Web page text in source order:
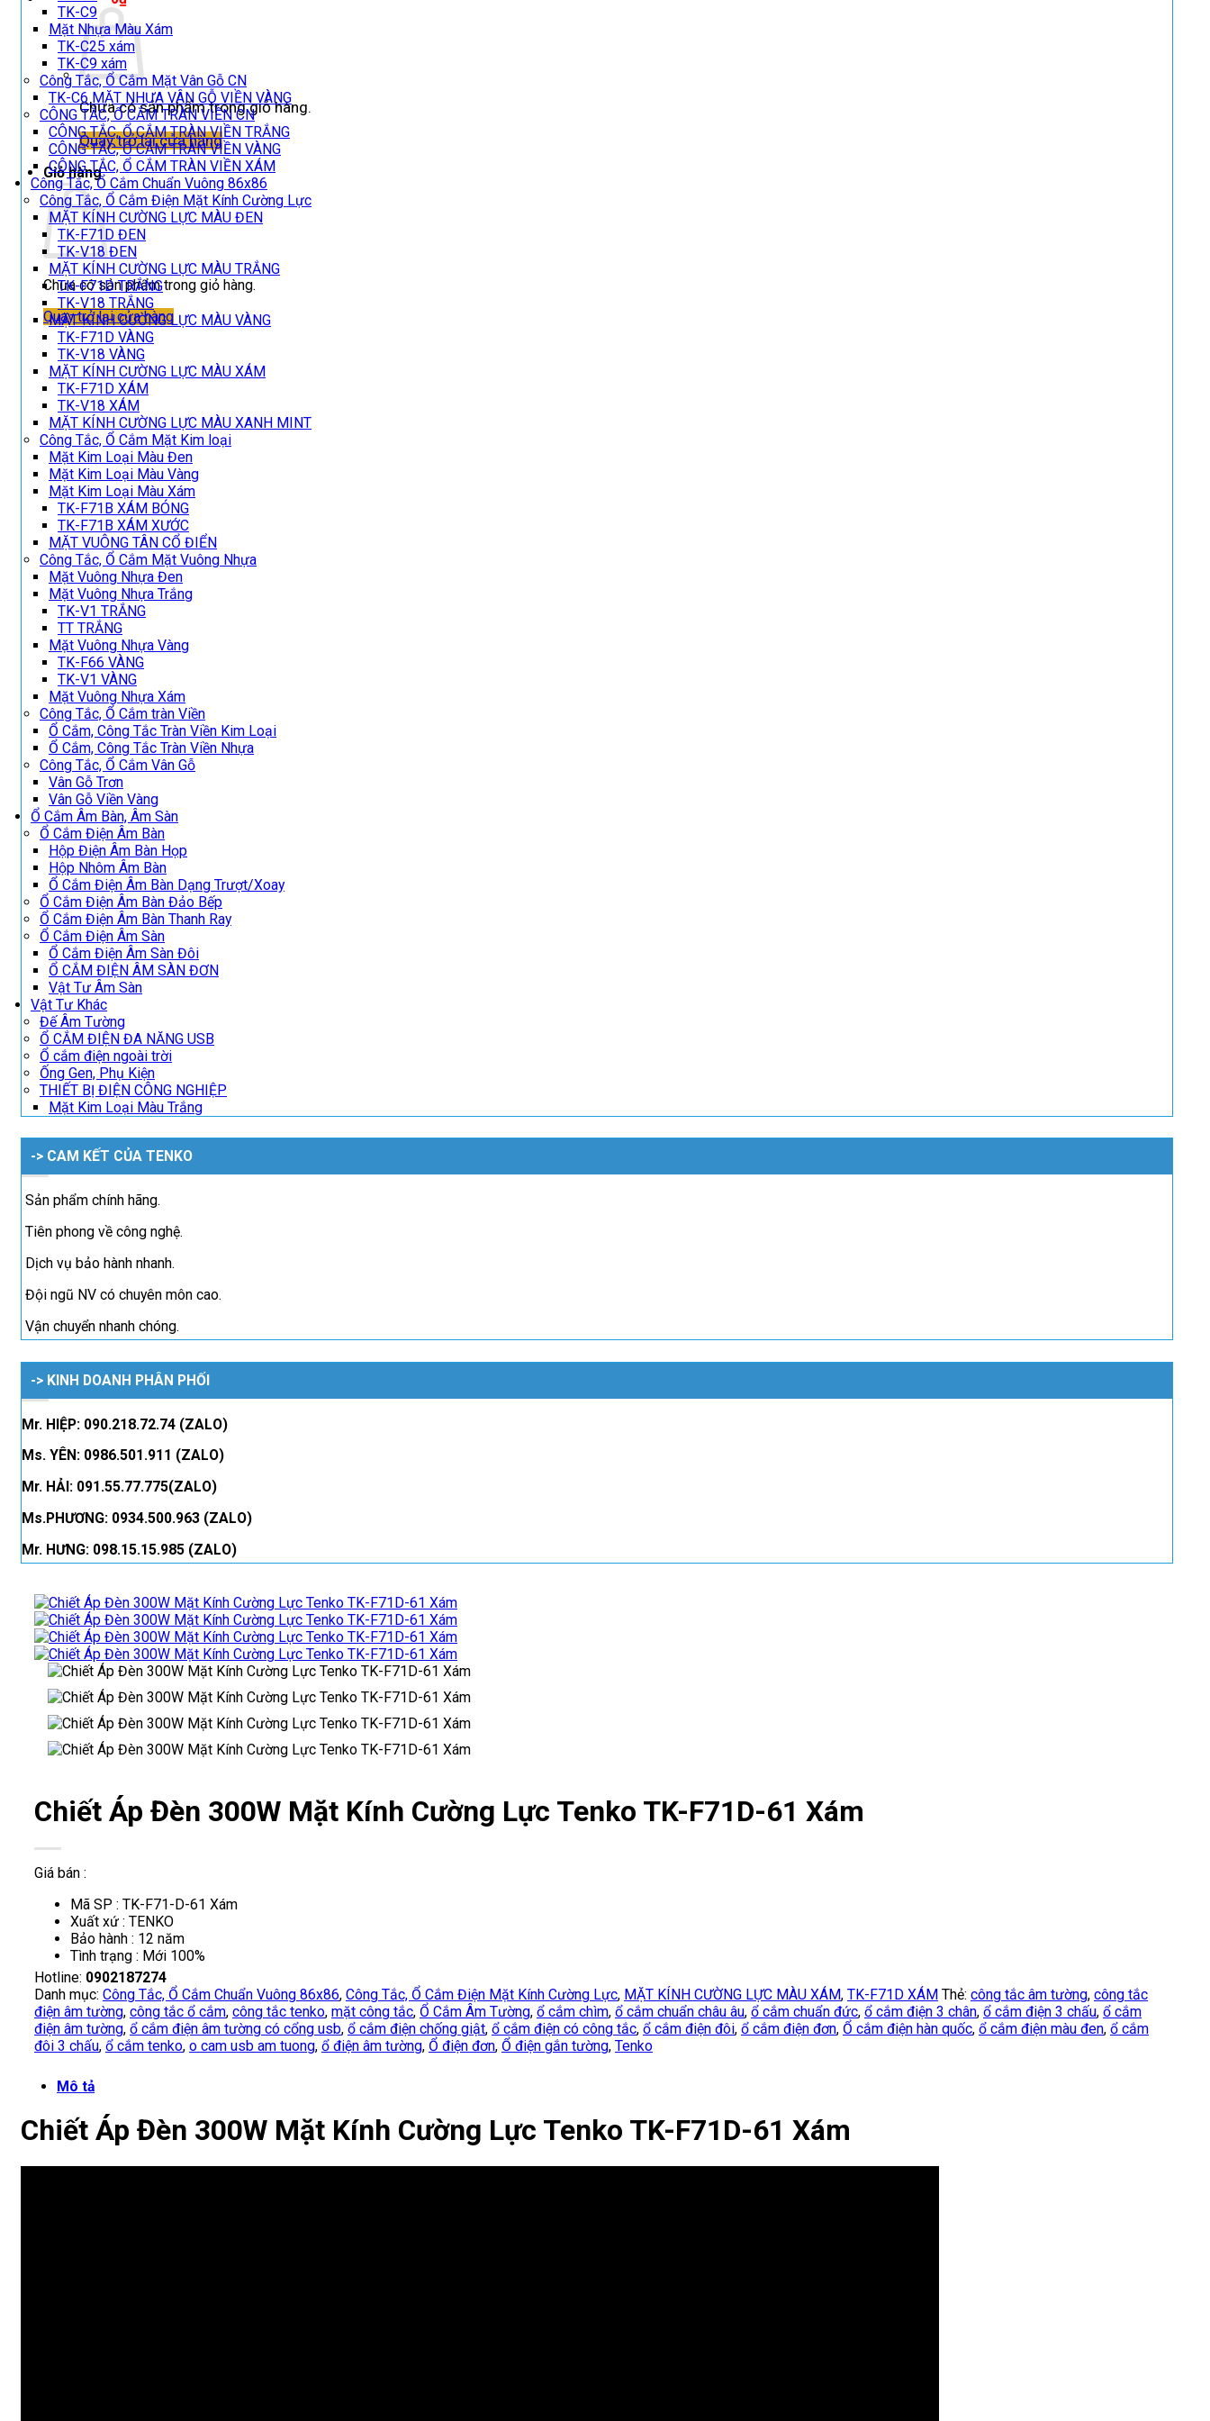
Chưa có sản phẩm trong giỏ hàng.
Quay trở lại cửa hàng
Giỏ hàng
Chưa có sản phẩm trong giỏ hàng.
Quay trở lại cửa hàng
TK-C9
Mặt Nhựa Màu Xám
TK-C25 xám
TK-C9 xám
Công Tắc, Ổ Cắm Mặt Vân Gỗ CN
TK-C6 MẶT NHỰA VÂN GỖ VIỀN VÀNG
CÔNG TẮC, Ổ CẮM TRÀN VIỀN CN
CÔNG TẮC, Ổ CẮM TRÀN VIỀN TRẮNG
CÔNG TẮC, Ổ CẮM TRÀN VIỀN VÀNG
CÔNG TẮC, Ổ CẮM TRÀN VIỀN XÁM
Công Tắc, Ổ Cắm Chuẩn Vuông 86x86
Công Tắc, Ổ Cắm Điện Mặt Kính Cường Lực
MẶT KÍNH CƯỜNG LỰC MÀU ĐEN
TK-F71D ĐEN
TK-V18 ĐEN
MẶT KÍNH CƯỜNG LỰC MÀU TRẮNG
TK-F71D TRẮNG
TK-V18 TRẮNG
MẶT KÍNH CƯỜNG LỰC MÀU VÀNG
TK-F71D VÀNG
TK-V18 VÀNG
MẶT KÍNH CƯỜNG LỰC MÀU XÁM
TK-F71D XÁM
TK-V18 XÁM
MẶT KÍNH CƯỜNG LỰC MÀU XANH MINT
Công Tắc, Ổ Cắm Mặt Kim loại
Mặt Kim Loại Màu Đen
Mặt Kim Loại Màu Vàng
Mặt Kim Loại Màu Xám
TK-F71B XÁM BÓNG
TK-F71B XÁM XƯỚC
MẶT VUÔNG TÂN CỔ ĐIỂN
Công Tắc, Ổ Cắm Mặt Vuông Nhựa
Mặt Vuông Nhựa Đen
Mặt Vuông Nhựa Trắng
TK-V1 TRẮNG
TT TRẮNG
Mặt Vuông Nhựa Vàng
TK-F66 VÀNG
TK-V1 VÀNG
Mặt Vuông Nhựa Xám
Công Tắc, Ổ Cắm tràn Viền
Ổ Cắm, Công Tắc Tràn Viền Kim Loại
Ổ Cắm, Công Tắc Tràn Viền Nhựa
Công Tắc, Ổ Cắm Vân Gỗ
Vân Gỗ Trơn
Vân Gỗ Viền Vàng
Ổ Cắm Âm Bàn, Âm Sàn
Ổ Cắm Điện Âm Bàn
Hộp Điện Âm Bàn Họp
Hộp Nhôm Âm Bàn
Ổ Cắm Điện Âm Bàn Dạng Trượt/Xoay
Ổ Cắm Điện Âm Bàn Đảo Bếp
Ổ Cắm Điện Âm Bàn Thanh Ray
Ổ Cắm Điện Âm Sàn
Ổ Cắm Điện Âm Sàn Đôi
Ổ CẮM ĐIỆN ÂM SÀN ĐƠN
Vật Tư Âm Sàn
Vật Tư Khác
Đế Âm Tường
Ổ CẮM ĐIỆN ĐA NĂNG USB
Ổ cắm điện ngoài trời
Ống Gen, Phụ Kiện
THIẾT BỊ ĐIỆN CÔNG NGHIỆP
Mặt Kim Loại Màu Trắng
-> CAM KẾT CỦA TENKO
Sản phẩm chính hãng.
Tiên phong về công nghệ.
Dịch vụ bảo hành nhanh.
Đội ngũ NV có chuyên môn cao.
Vận chuyển nhanh chóng.
-> KINH DOANH PHÂN PHỐI
Mr. HIỆP: 090.218.72.74 (ZALO)
Ms. YÊN: 0986.501.911 (ZALO)
Mr. HẢI: 091.55.77.775(ZALO)
Ms.PHƯƠNG: 0934.500.963 (ZALO)
Mr. HƯNG: 098.15.15.985 (ZALO)
Chiết Áp Đèn 300W Mặt Kính Cường Lực Tenko TK-F71D-61 Xám
Giá bán :
Mã SP : TK-F71-D-61 Xám
Xuất xứ : TENKO
Bảo hành : 12 năm
Tình trạng : Mới 100%
Hotline: 0902187274
Danh mục: Công Tắc, Ổ Cắm Chuẩn Vuông 86x86, Công Tắc, Ổ Cắm Điện Mặt Kính Cường Lực, MẶT KÍNH CƯỜNG LỰC MÀU XÁM, TK-F71D XÁM Thẻ: công tắc âm tường, công tắc
điện âm tường, công tắc ổ cắm, công tắc tenko, mặt công tắc, Ổ Cắm Âm Tường, ổ cắm chìm, ổ cắm chuẩn châu âu, ổ cắm chuẩn đức, ổ cắm điện 3 chân, ổ cắm điện 3 chấu, ổ cắm
điện âm tường, ổ cắm điện âm tường có cổng usb, ổ cắm điện chống giật, ổ cắm điện có công tắc, ổ cắm điện đôi, ổ cắm điện đơn, Ổ cắm điện hàn quốc, ổ cắm điện màu đen, ổ cắm
đôi 3 chấu, ổ cắm tenko, o cam usb am tuong, ổ điện âm tường, Ổ điện đơn, Ổ điện gắn tường, Tenko
Mô tả
Chiết Áp Đèn 300W Mặt Kính Cường Lực Tenko TK-F71D-61 Xám